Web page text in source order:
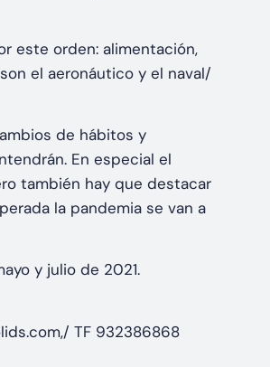
este orden: alimentación,
el aeronáutico y el naval/
de hábitos y
En especial el
también hay que destacar
la pandemia se van a
y julio de 2021.
TF 932386868